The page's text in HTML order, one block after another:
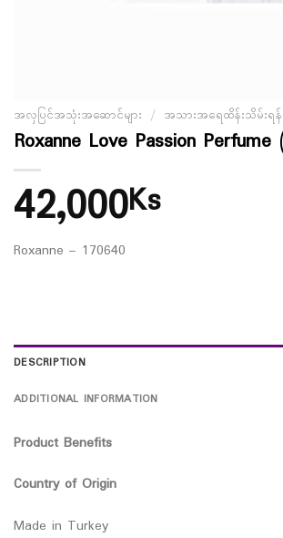
အလှပြင်အသုံးအဆောင်များ / အသားအရေထိန်းသိမ်းရန်
Roxanne Love Passion
42,000Ks
Roxanne – 170640
DESCRIPTION
ADDITIONAL INFORMATION
Product Benefits
Country of Origin
Made in Turkey